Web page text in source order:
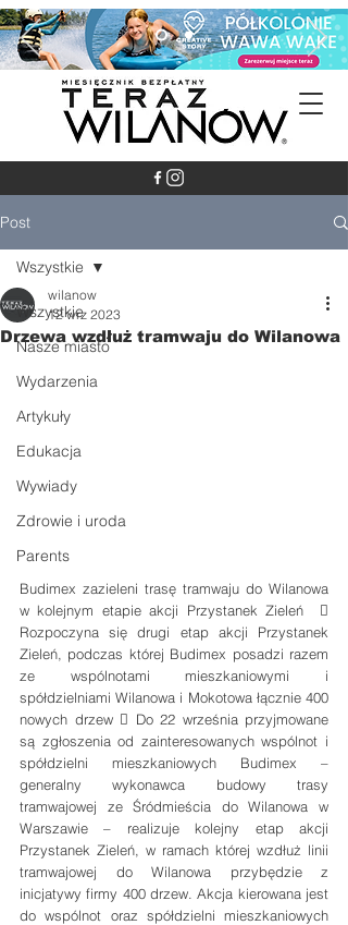
Post
Wszystkie
Nasze miasto
Wydarzenia
Artykuły
Edukacja
Wywiady
Zdrowie i uroda
Parents
Wszystkie
Drzewa wzdłuż tramwaju do Wilanowa
wilanow
12 wrz 2023
Budimex zazieleni trasę tramwaju do Wilanowa
w kolejnym etapie akcji Przystanek Zieleń  
Rozpoczyna się drugi etap akcji Przystanek
Zieleń, podczas której Budimex posadzi razem
ze wspólnotami mieszkaniowymi i
spółdzielniami Wilanowa i Mokotowa łącznie 400
nowych drzew  Do 22 września przyjmowane
są zgłoszenia od zainteresowanych wspólnot i
spółdzielni mieszkaniowych Budimex –
generalny wykonawca budowy trasy
tramwajowej ze Śródmieścia do Wilanowa w
Warszawie – realizuje kolejny etap akcji
Przystanek Zieleń, w ramach której wzdłuż linii
tramwajowej do Wilanowa‎ przybędzie z
inicjatywy firmy 400 drzew. Akcja kierowana jest
do wspólnot oraz spółdzielni mieszkaniowych